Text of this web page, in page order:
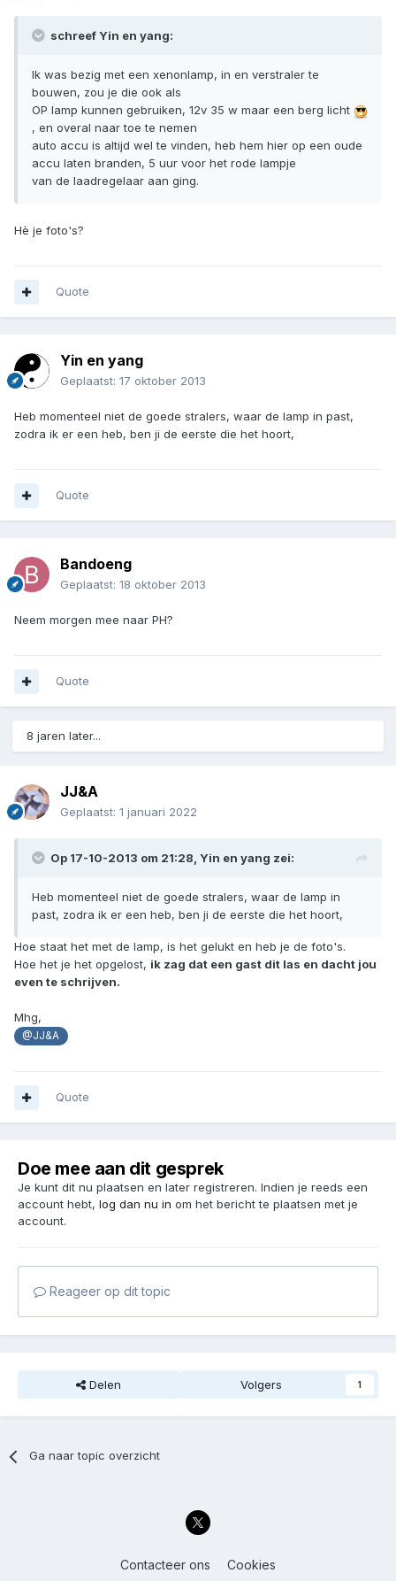
schreef Yin en yang:
Ik was bezig met een xenonlamp, in en verstraler te
bouwen, zou je die ook als
OP lamp kunnen gebruiken, 12v 35 w maar een berg licht
, en overal naar toe te nemen
auto accu is altijd wel te vinden, heb hem hier op een oude
accu laten branden, 5 uur voor het rode lampje
van de laadregelaar aan ging.
Hè je foto's?
Quote
Yin en yang
Geplaatst: 17 oktober 2013
Heb momenteel niet de goede stralers, waar de lamp in past,
zodra ik er een heb, ben ji de eerste die het hoort,
Quote
Bandoeng
Geplaatst: 18 oktober 2013
Neem morgen mee naar PH?
Quote
8 jaren later...
JJ&A
Geplaatst: 1 januari 2022
Op 17-10-2013 om 21:28, Yin en yang zei:
Heb momenteel niet de goede stralers, waar de lamp in
past, zodra ik er een heb, ben ji de eerste die het hoort,
Hoe staat het met de lamp, is het gelukt en heb je de foto's.
Hoe het je het opgelost, ik zag dat een gast dit las en dacht jou
even te schrijven.
Mhg,
@JJ&A
Quote
Doe mee aan dit gesprek
Je kunt dit nu plaatsen en later registreren. Indien je reeds een
account hebt, log dan nu in om het bericht te plaatsen met je
account.
Reageer op dit topic
Delen Volgers 1
Ga naar topic overzicht
Contacteer ons Cookies